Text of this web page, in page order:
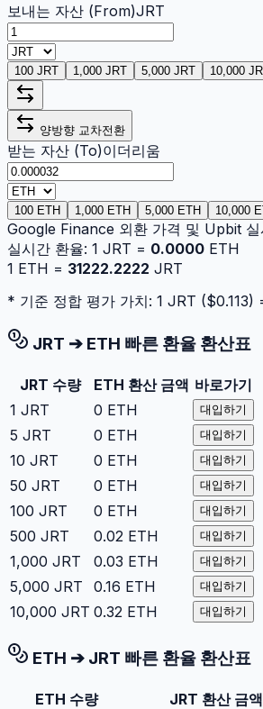
보내는 자산 (From)JRT
100 JRT 1,000 JRT 5,000 JRT 10,000
양방향 교차전환
받는 자산 (To)이더리움
100 ETH 1,000 ETH 5,000 ETH 10,000
Google Finance 외환 가격 및 Upbit
실시간 환율: 1 JRT = 0.0000 ETH
1 ETH = 31222.2222 JRT
* 기준 정합 평가 가치: 1 JRT ($0.113)
JRT ➔ ETH 빠른 환율 환산표
JRT 수량 ETH 환산 금액 바로가기
1 JRT 0 ETH 대입하기
5 JRT 0 ETH 대입하기
10 JRT 0 ETH 대입하기
50 JRT 0 ETH 대입하기
100 JRT 0 ETH 대입하기
500 JRT 0.02 ETH 대입하기
1,000 JRT 0.03 ETH 대입하기
5,000 JRT 0.16 ETH 대입하기
10,000 JRT 0.32 ETH 대입하기
ETH ➔ JRT 빠른 환율 환산표
ETH 수량 JRT 환산 금액